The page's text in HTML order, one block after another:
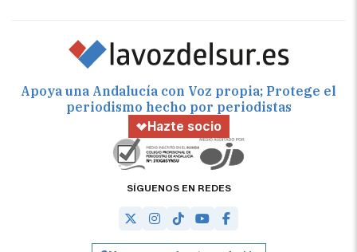
Apoya una Andalucía con Voz propia; Protege el
periodismo hecho por periodistas
Hazte socio
SÍGUENOS EN REDES